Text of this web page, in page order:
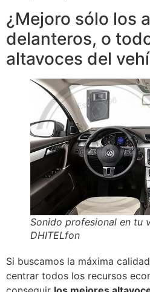
¿Mejoro sólo los
delanteros, o
altavoces del
Sonido profesional en tu
DHITELfon
Si buscamos la máxima
centrar todos los recursos